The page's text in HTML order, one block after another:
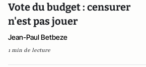
Vote du budget : censurer
n'est pas jouer
Jean-Paul Betbeze
1 min de lecture